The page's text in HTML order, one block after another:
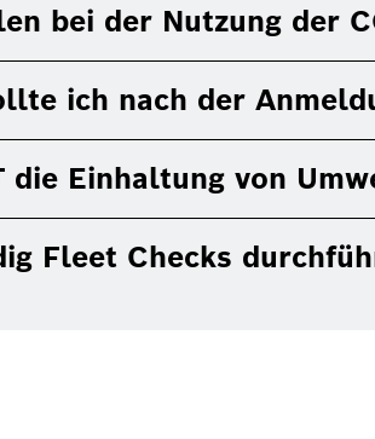
bei der Nutzung der
ich nach der
die Einhaltung von
Fleet Checks